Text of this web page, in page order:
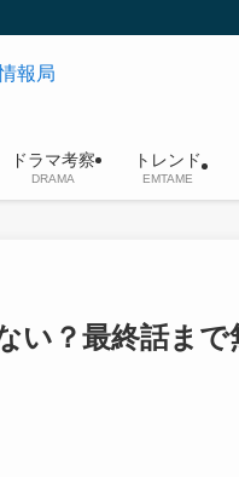
ドラマ考察
DRAMA
トレンド
EMTAME
い？最終話まで